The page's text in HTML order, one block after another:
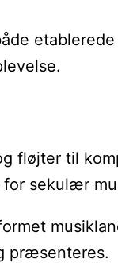
til
sekulær
præsenteres.